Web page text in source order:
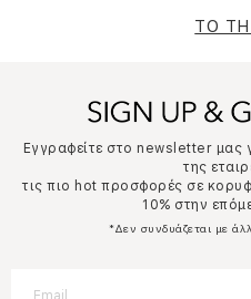
TO
Εγγραφείτε στο newsletter μας
της
τις πιο hot προσφορές σε
10% στην
*Δεν συνδυάζεται με